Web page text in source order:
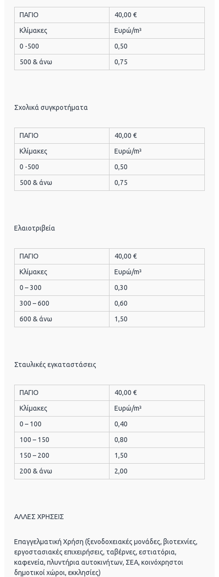
ΠΑΓΙΟ
40,00 €
Κλίμακες
Ευρώ/m³
0 -500
0,50
500 & άνω
0,75
Σχολικά συγκροτήματα
ΠΑΓΙΟ
40,00 €
Κλίμακες
Ευρώ/m³
0 -500
0,50
500 & άνω
0,75
Ελαιοτριβεία
ΠΑΓΙΟ
40,00 €
Κλίμακες
Ευρώ/m³
0 – 300
0,30
300 – 600
0,60
600 & άνω
1,50
Σταυλικές εγκαταστάσεις
ΠΑΓΙΟ
40,00 €
Κλίμακες
Ευρώ/m³
0 – 100
0,40
100 – 150
0,80
150 – 200
1,50
200 & άνω
2,00
ΑΛΛΕΣ ΧΡΗΣΕΙΣ
Επαγγελματική Χρήση (ξενοδοχειακές μονάδες, βιοτεχνίες,
εργοστασιακές επιχειρήσεις, ταβέρνες, εστιατόρια,
καφενεία, πλυντήρια αυτοκινήτων, ΣΕΑ, κοινόχρηστοι
δημοτικοί χώροι, εκκλησίες)